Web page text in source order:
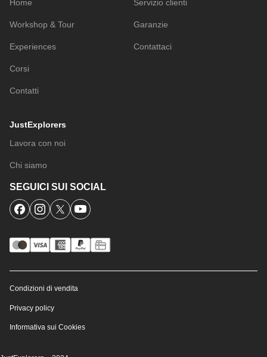
Home
Workshop & Tour
Experiences
Corsi
Contatti
Servizio clienti
Garanzie
Contattaci
JustExplorers
Lavora con noi
Chi siamo
SEGUICI SUI SOCIAL
Condizioni di vendita
Privacy policy
Informativa sui Cookies